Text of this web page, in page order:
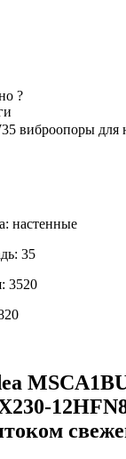
?
виброопоры для
настенные
35
3520